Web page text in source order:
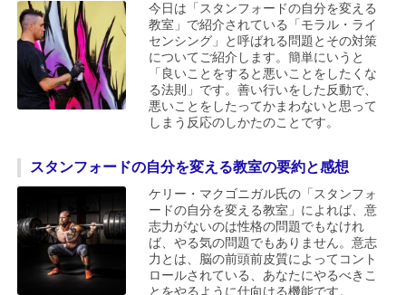
今日は「スタンフォードの自分を変える
教室」で紹介されている「モラル・ライ
センシング」と呼ばれる問題とその対策
についてご紹介します。簡単にいうと
「良いことをすると悪いことをしたくな
る法則」です。善い行いをした反動で、
悪いことをしたってかまわないと思って
しまう反応のしかたのことです。
スタンフォードの自分を変える教室の要約と感想
ケリー・マクゴニガル氏の「スタンフォ
ードの自分を変える教室」によれば、意
志力がないのは性格の問題でもなけれ
ば、やる気の問題でもありません。意志
力とは、脳の前頭前皮質によってコント
ロールされている、あなたにやるべきこ
とをやるように仕向ける機能です。